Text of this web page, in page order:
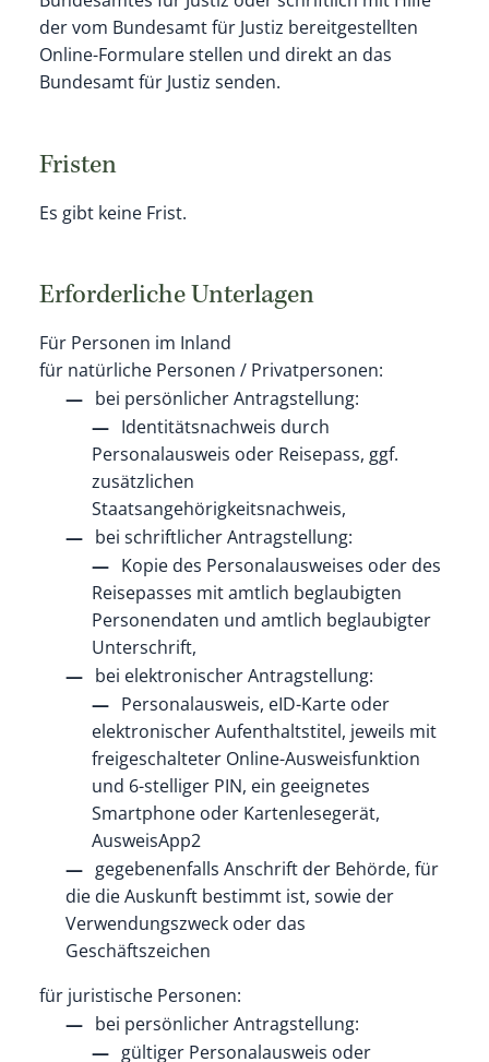
der vom Bundesamt für Justiz bereitgestellten
Online-Formulare stellen und direkt an das
Bundesamt für Justiz senden.
Fristen
Es gibt keine Frist.
Erforderliche Unterlagen
Für Personen im Inland
für natürliche Personen / Privatpersonen:
bei persönlicher Antragstellung:
Identitätsnachweis durch
Personalausweis oder Reisepass, ggf.
zusätzlichen
Staatsangehörigkeitsnachweis,
bei schriftlicher Antragstellung:
Kopie des Personalausweises oder des
Reisepasses mit amtlich beglaubigten
Personendaten und amtlich beglaubigter
Unterschrift,
bei elektronischer Antragstellung:
Personalausweis, eID-Karte oder
elektronischer Aufenthaltstitel, jeweils mit
freigeschalteter Online-Ausweisfunktion
und 6-stelliger PIN, ein geeignetes
Smartphone oder Kartenlesegerät,
AusweisApp2
gegebenenfalls Anschrift der Behörde, für
die die Auskunft bestimmt ist, sowie der
Verwendungszweck oder das
Geschäftszeichen
für juristische Personen:
bei persönlicher Antragstellung:
gültiger Personalausweis oder